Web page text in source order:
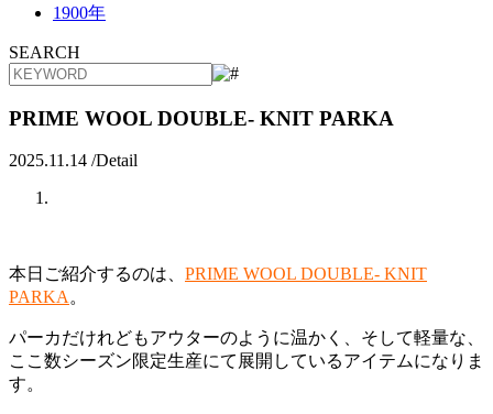
1900年
SEARCH
PRIME WOOL DOUBLE- KNIT PARKA
2025.11.14 /Detail
本日ご紹介するのは、 PRIME WOOL DOUBLE- KNIT
PARKA 。
パーカだけれどもアウターのように温かく、そして軽量な、
ここ数シーズン限定生産にて展開しているアイテムになりま
す。